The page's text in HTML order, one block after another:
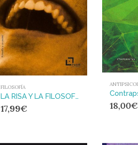
FILOSOFÍA
LA RISA Y LA FILOSOFÍA : HISTORIA DE UN DESENCUENTRO Y PROPUESTA DE REENCUENTRO
17,99€ 18,00€